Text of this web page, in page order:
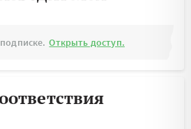
Открыть доступ.